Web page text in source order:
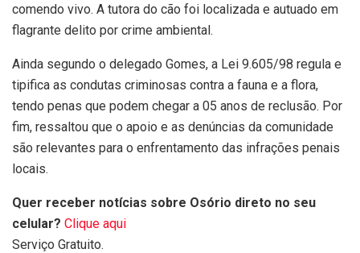
comendo vivo. A tutora do cão foi localizada e autuado em
flagrante delito por crime ambiental.
Ainda segundo o delegado Gomes, a Lei 9.605/98 regula e
tipifica as condutas criminosas contra a fauna e a flora,
tendo penas que podem chegar a 05 anos de reclusão. Por
fim, ressaltou que o apoio e as denúncias da comunidade
são relevantes para o enfrentamento das infrações penais
locais.
Quer receber notícias sobre Osório direto no seu
celular? Clique aqui
Serviço Gratuito.